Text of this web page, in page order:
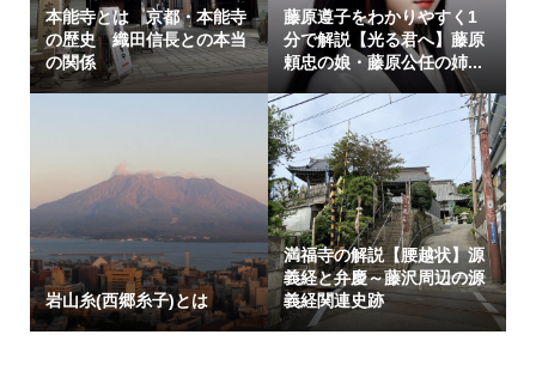
本能寺とは 京都・本能寺
の歴史 織田信長との本当
の関係
藤原遵子をわかりやすく1
分で解説【光る君へ】藤原
頼忠の娘・藤原公任の姉...
岩山糸(西郷糸子)とは
満福寺の解説【腰越状】源
義経と弁慶～藤沢周辺の源
義経関連史跡